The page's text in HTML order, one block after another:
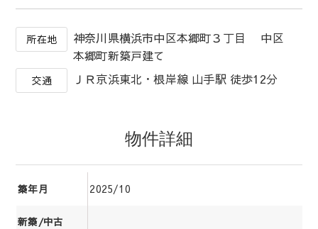
所在地
神奈川県横浜市中区本郷町３丁目 中区
本郷町新築戸建て
交通 ＪＲ京浜東北・根岸線 山手駅 徒歩12分
物件詳細
築年月 2025/10
新築/中古